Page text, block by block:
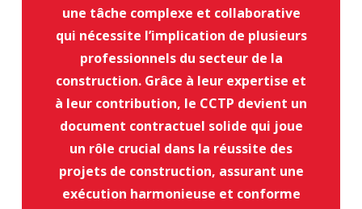
une tâche complexe et collaborative
qui nécessite l’implication de plusieurs
professionnels du secteur de la
construction. Grâce à leur expertise et
à leur contribution, le CCTP devient un
document contractuel solide qui joue
un rôle crucial dans la réussite des
projets de construction, assurant une
exécution harmonieuse et conforme